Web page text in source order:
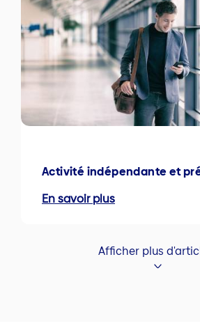
Activité indépendante et
En savoir plus
Afficher plus